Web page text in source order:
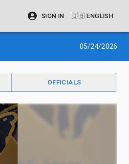
SIGN IN 🇬🇧 ENGLISH
05/24/2026
OFFICIALS